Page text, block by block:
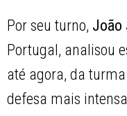
Por seu turno, João
Portugal, analisou
até agora, da
defesa mais